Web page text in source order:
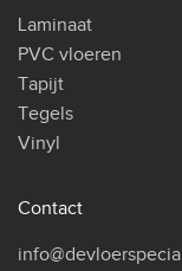
Laminaat
PVC vloeren
Tapijt
Tegels
Vinyl
Contact